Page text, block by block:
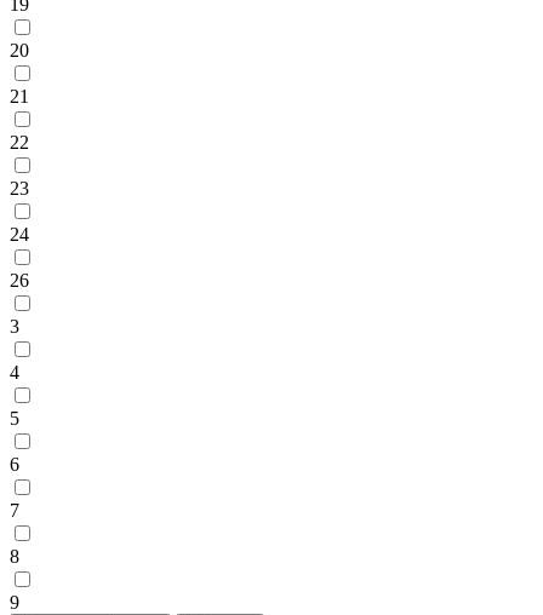
20
21
22
23
24
26
3
4
5
6
7
8
9